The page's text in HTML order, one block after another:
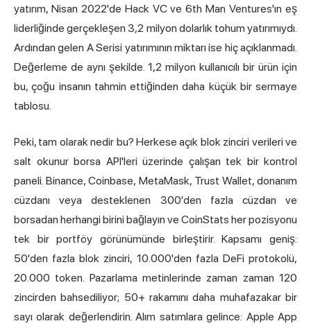
yatırım, Nisan 2022'de Hack VC ve 6th Man Ventures'ın eş
liderliğinde gerçekleşen 3,2 milyon dolarlık tohum yatırımıydı.
Ardından gelen A Serisi yatırımının miktarı ise hiç açıklanmadı.
Değerleme de aynı şekilde. 1,2 milyon kullanıcılı bir ürün için
bu, çoğu insanın tahmin ettiğinden daha küçük bir sermaye
tablosu.
Peki, tam olarak nedir bu? Herkese açık blok zinciri verileri ve
salt okunur borsa API'leri üzerinde çalışan tek bir kontrol
paneli. Binance, Coinbase, MetaMask, Trust Wallet, donanım
cüzdanı veya desteklenen 300'den fazla cüzdan ve
borsadan herhangi birini bağlayın ve CoinStats her pozisyonu
tek bir portföy görünümünde birleştirir. Kapsamı geniş:
50'den fazla blok zinciri, 10.000'den fazla DeFi protokolü,
20.000 token. Pazarlama metinlerinde zaman zaman 120
zincirden bahsediliyor; 50+ rakamını daha muhafazakar bir
sayı olarak değerlendirin. Alım satımlara gelince: Apple App